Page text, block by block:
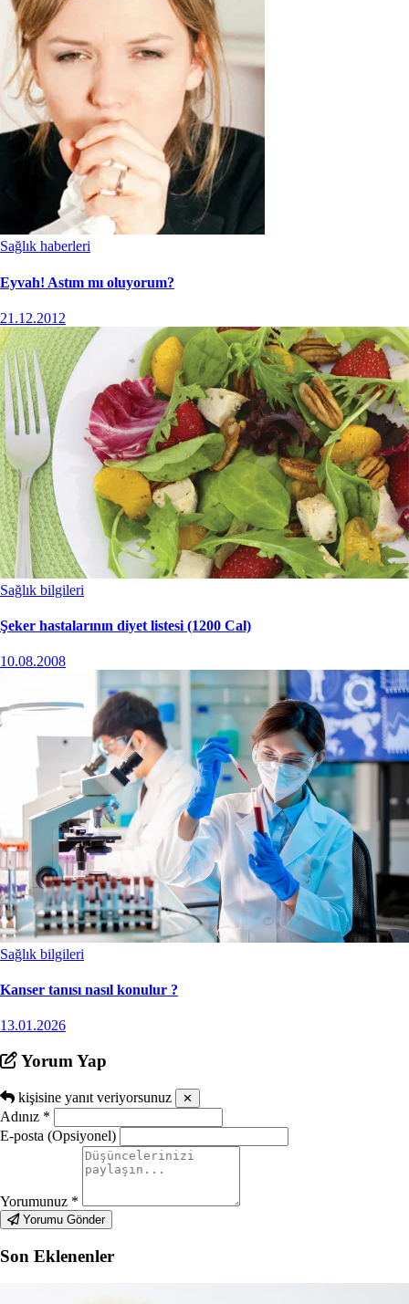
Sağlık haberleri
Eyvah! Astım mı oluyorum?
21.12.2012
Sağlık bilgileri
Şeker hastalarının diyet listesi (1200 Cal)
10.08.2008
Sağlık bilgileri
Kanser tanısı nasıl konulur ?
13.01.2026
Yorum Yap
kişisine yanıt veriyorsunuz ✕
Adınız *
E-posta (Opsiyonel)
Yorumunuz *
Yorumu Gönder
Son Eklenenler